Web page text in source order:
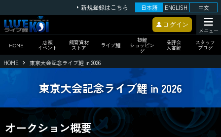
新規登録はこちら 日本語 ENGLISH 中文
ログイン
メニュー
HOME
店頭
イベント
飼育資材
ストア ライブ鯉
初鯉
ショッピン
グ
品評会
入賞鯉
スタッフ
ブログ
HOME 東京大会記念ライブ鯉 in 2026
東京大会記念ライブ鯉 in 2026
オークション概要